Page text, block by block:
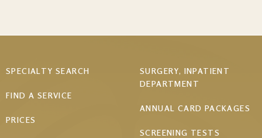
Footer
SPECIALTY SEARCH
FIND A SERVICE
PRICES
SURGERY, INPATIENT
DEPARTMENT
ANNUAL CARD PACKAGES
SCREENING TESTS